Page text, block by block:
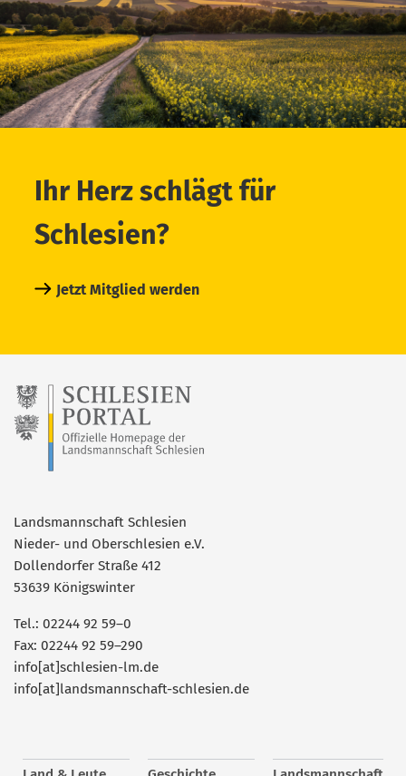
Ihr Herz schlägt für
Schlesien?
Jetzt Mitglied werden
Landsmannschaft Schlesien
Nieder- und Oberschlesien e.V.
Dollendorfer Straße 412
53639 Königswinter
Tel.: 02244 92 59–0
Fax: 02244 92 59–290
info[at]schlesien-lm.de
info[at]landsmannschaft-schlesien.de